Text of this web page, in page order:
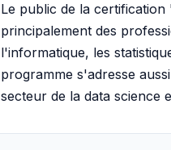
Le public de la
principalement des
l'informatique, les
programme s'adresse
secteur de la data science